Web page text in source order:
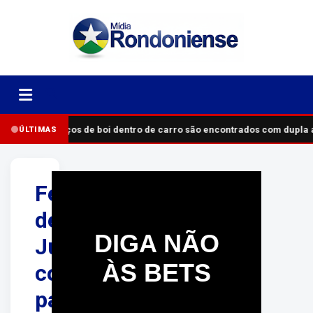
ÚLTIMASPedaços de boi dentro de carro são encontrados com dupla
Festival
de
Judô
com
pacientes
DIGA NÃO
ÀS BETS